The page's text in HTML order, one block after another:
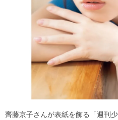
齊藤京子さんが表紙を飾る「週刊